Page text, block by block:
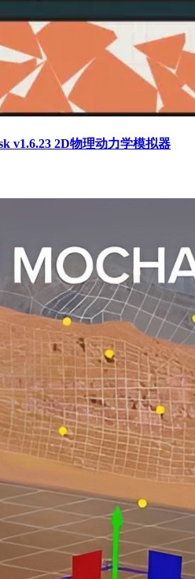
v1.6.23 2D物理动力学模拟器